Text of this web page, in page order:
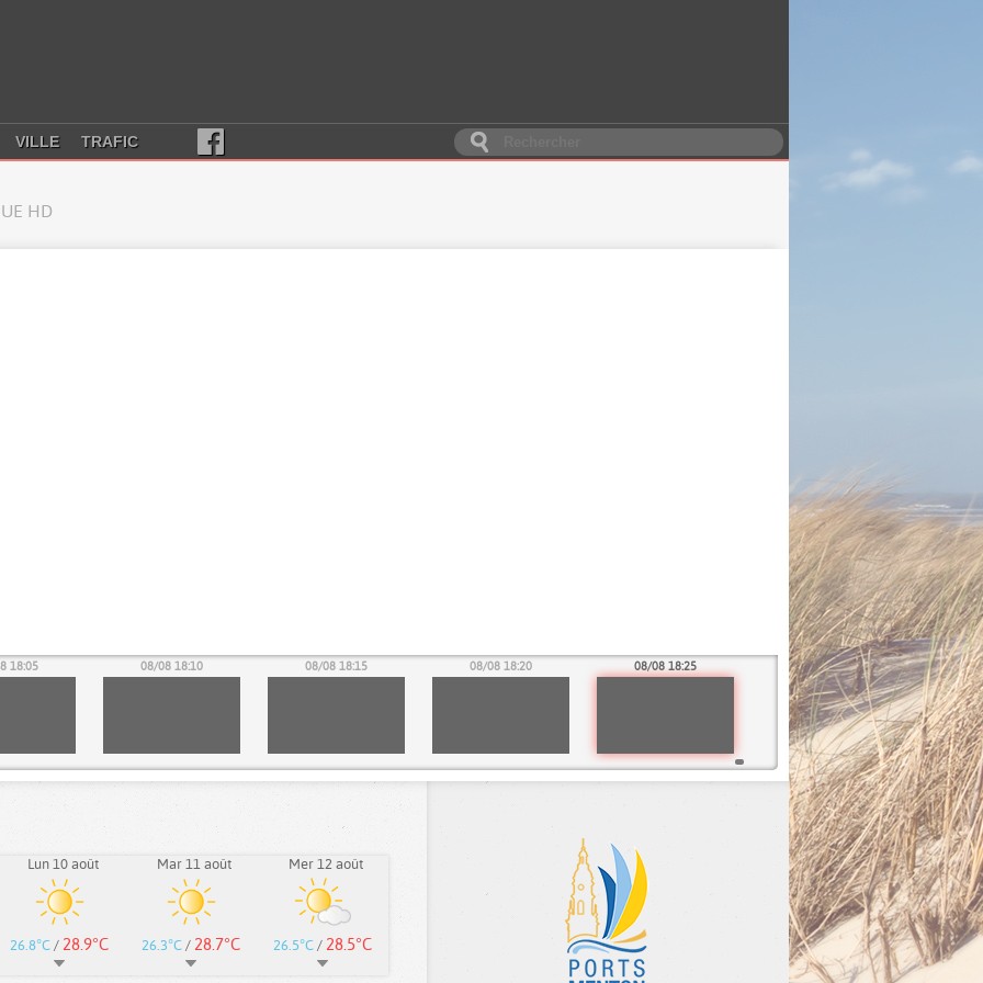
VILLE TRAFIC
HD
18:05 08/08 18:10 08/08 18:15 08/08 18:20 08/08 18:25
Lun 10 août
26.8°C / 28.9°C
Mar 11 août
26.3°C / 28.7°C
Mer 12 août
26.5°C / 28.5°C